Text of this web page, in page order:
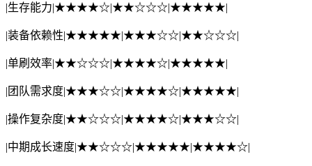
|生存能力|★★★★☆|★★☆☆☆|★★★★★|
|装备依赖性|★★★★★|★★★☆☆|★★☆☆☆|
|单刷效率|★★☆☆☆|★★★★☆|★★★★★|
|团队需求度|★★★☆☆|★★★★☆|★★★★★|
|操作复杂度|★★☆☆☆|★★★★☆|★★★☆☆|
|中期成长速度|★★☆☆☆|★★★★★|★★★★☆|